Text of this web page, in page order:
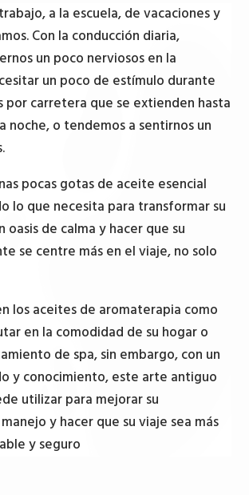
a la escuela, de vacaciones y
Con la conducción diaria,
un poco nerviosos en la
un poco de estímulo durante
por carretera que se extienden hasta
noche, o tendemos a sentirnos un
pocas gotas de aceite esencial
lo que necesita para transformar su
oasis de calma y hacer que su
se centre más en el viaje, no solo
los aceites de aromaterapia como
en la comodidad de su hogar o
de spa, sin embargo, con un
y conocimiento, este arte antiguo
utilizar para mejorar su
y hacer que su viaje sea más
y seguro